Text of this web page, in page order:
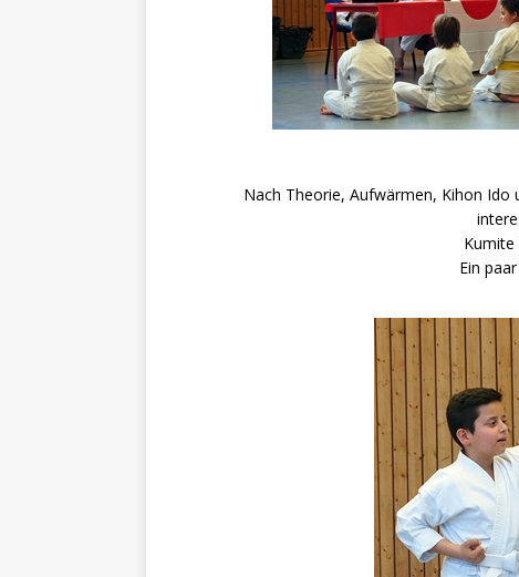
Nach Theorie, Aufwärmen, Kihon Ido
Ein